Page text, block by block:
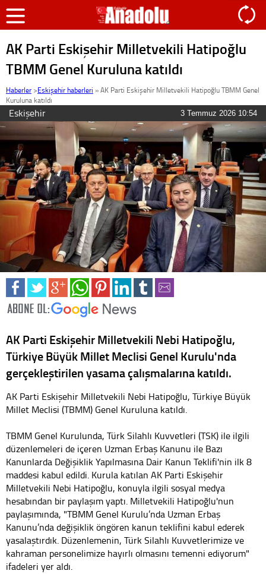
AK Parti Eskişehir Milletvekili Hatipoğlu
TBMM Genel Kuruluna katıldı
Haberler >Eskişehir haberleri »AK Parti Eskişehir Milletvekili Hatipoğlu TBMM Genel
Kuruluna katıldı
Eskişehir 3 Temmuz 2026 10:54
AK Parti Eskişehir Milletvekili Nebi Hatipoğlu,
Türkiye Büyük Millet Meclisi Genel Kurulu'nda
gerçekleştirilen yasama çalışmalarına katıldı.
AK Parti Eskişehir Milletvekili Nebi Hatipoğlu, Türkiye Büyük
Millet Meclisi (TBMM) Genel Kuruluna katıldı.
TBMM Genel Kurulunda, Türk Silahlı Kuvvetleri (TSK) ile ilgili
düzenlemeleri de içeren Uzman Erbaş Kanunu ile Bazı
Kanunlarda Değişiklik Yapılmasına Dair Kanun Teklifi'nin ilk 8
maddesi kabul edildi. Kurula katılan AK Parti Eskişehir
Milletvekili Nebi Hatipoğlu, konuyla ilgili sosyal medya
hesabından bir paylaşım yaptı. Milletvekili Hatipoğlu'nun
paylaşımında, "TBMM Genel Kurulu’nda Uzman Erbaş
Kanunu’nda değişiklik öngören kanun teklifini kabul ederek
yasalaştırdık. Düzenlemenin, Türk Silahlı Kuvvetlerimize ve
kahraman personelimize hayırlı olmasını temenni ediyorum"
ifadeleri yer aldı.